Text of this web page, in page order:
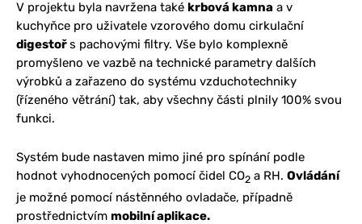
V projektu byla navržena také krbová kamna a v
kuchyňce pro uživatele vzorového domu cirkulační
digestořs pachovými filtry. Vše bylo komplexně
promyšleno ve vazbě na technické parametry dalších
výrobků a zařazeno do systému vzduchotechniky
(řízeného větrání) tak, aby všechny části plnily 100% svou
funkci.
Systém bude nastaven mimo jiné pro spínání podle
hodnot vyhodnocených pomocí čidel CO2 a RH. Ovládání
je možné pomocí nástěnného ovladače, případně
prostřednictvím mobilní aplikace.